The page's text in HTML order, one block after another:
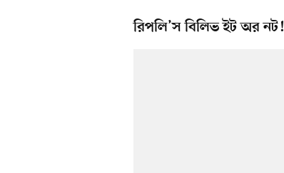
রিপলি’স বিলিভ ইট অর নট!